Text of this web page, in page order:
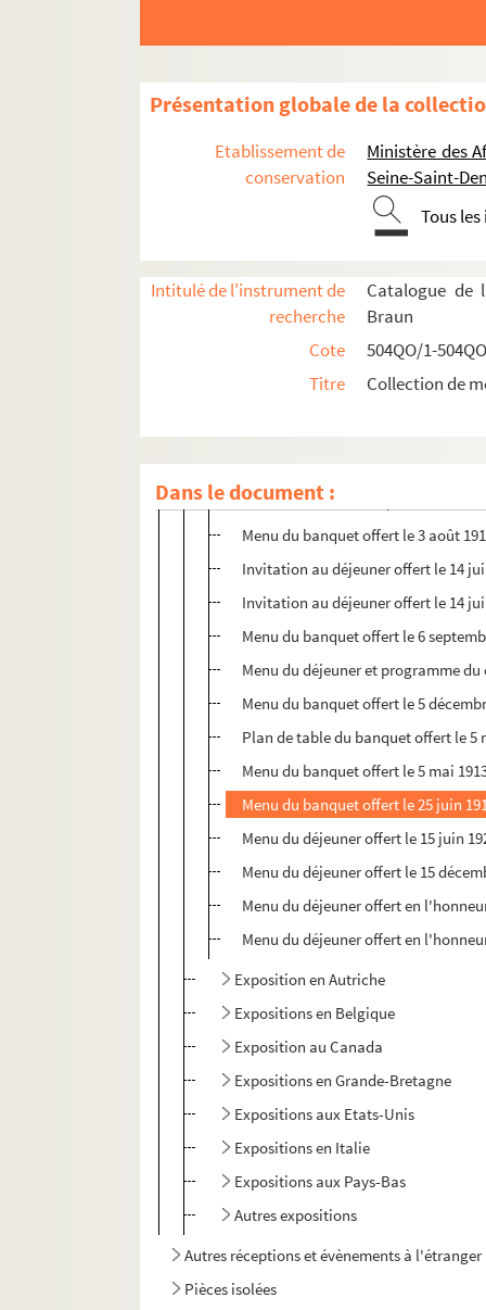
Présentation globale de la
Etablissement de
conservation
Ministère des
Seine-Saint-
Tous
Intitulé de l'instrument de
recherche
Catalogue de
Braun
Cote
504QO/1-
Titre
Collection de
Dans le document :
Menu du banquet offert le 6 avril
Menu du banquet offert le 20 mars
Menu du banquet et programme
Menu du banquet et programme du
Menu du banquet et programme
Plan de table du déjeuner offert le
Invitation au banquet offert le 18
Plan de table du banquet offert le
Menu du banquet offert le 3 août
Invitation au déjeuner offert le 14
Invitation au déjeuner offert le 14
Menu du banquet offert le 6
Menu du déjeuner et programme
Menu du banquet offert le 5
Plan de table du banquet offert le 5
Menu du banquet offert le 5 mai
Menu du banquet offert le 25 juin
Menu du déjeuner offert le 15 juin
Menu du déjeuner offert le 15
Menu du déjeuner offert en
Menu du déjeuner offert en
Exposition en Autriche
Expositions en Belgique
Exposition au Canada
Expositions en Grande-Bretagne
Expositions aux Etats-Unis
Expositions en Italie
Expositions aux Pays-Bas
Autres expositions
Autres réceptions et évènements à l'étranger
Pièces isolées